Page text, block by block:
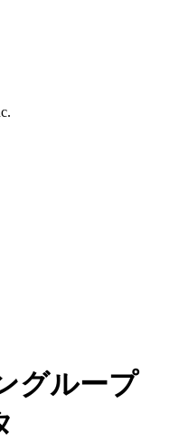
グループ